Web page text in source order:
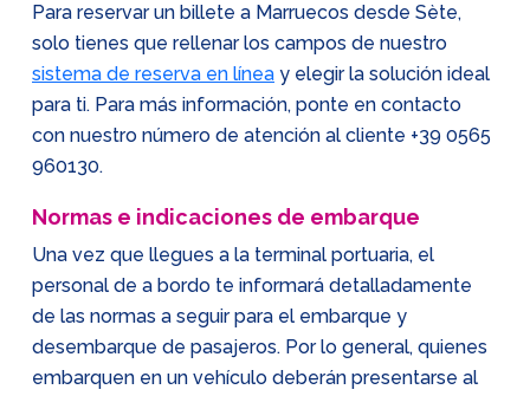
Para reservar un billete a Marruecos desde Sète,
solo tienes que rellenar los campos de nuestro
sistema de reserva en línea y elegir la solución ideal
para ti. Para más información, ponte en contacto
con nuestro número de atención al cliente +39 0565
960130.
Normas e indicaciones de embarque
Una vez que llegues a la terminal portuaria, el
personal de a bordo te informará detalladamente
de las normas a seguir para el embarque y
desembarque de pasajeros. Por lo general, quienes
embarquen en un vehículo deberán presentarse al